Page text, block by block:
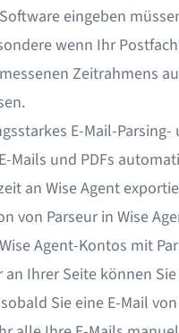
eingeben
wenn Ihr
Zeitrahmens
E-Mail-
Mails und PDFs
an Wise Agent
von Parseur in Wise
Agent-Kontos mit
an Ihrer Seite können
Sie eine E-Mail